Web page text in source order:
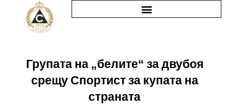
Групата на „белите“ за двубоя
срещу Спортист за купата на
страната